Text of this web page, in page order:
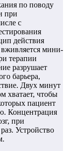
по поводу
при
с
действия
вживляется мини-
терапии
разрушает
барьера,
Двух минут
хватает, чтобы
пациент
Концентрация
при
Устройство